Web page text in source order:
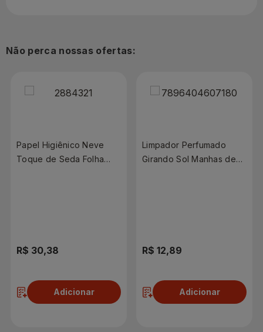
Não perca nossas ofertas:
Papel Higiênico Neve
Toque de Seda Folha
R$ 30,38
Adicionar
Limpador Perfumado
Girando Sol Manhas de
R$ 12,89
Adicionar